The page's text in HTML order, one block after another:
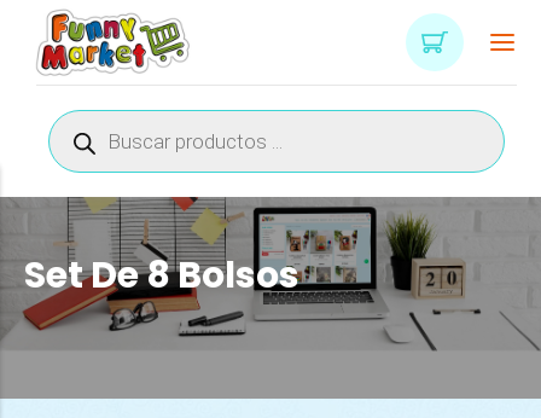
Búsqueda
de
productos
Set De 8 Bolsos